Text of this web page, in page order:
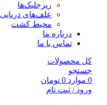
ریزجلبک‌ها
علف‌های دریایی
محیط کشت
درباره ما
تماس با ما
کل محصولات
جستجو
0 موارد 0 تومان
ورود / ثبت نام